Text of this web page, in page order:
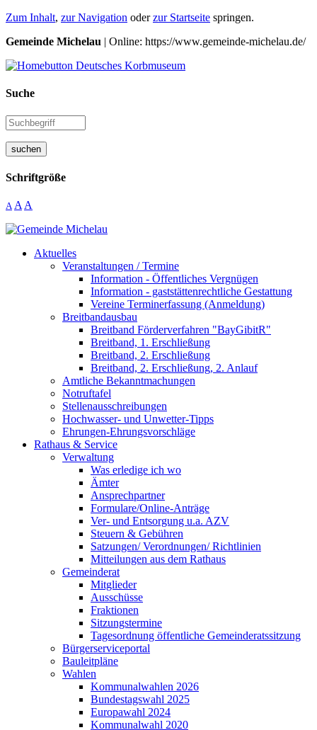
Zum Inhalt, zur Navigation oderzur Startseite springen.
Gemeinde Michelau | Online: https://www.gemeinde-michelau.de/
Suche
suchen
Schriftgröße
A A A
Aktuelles
Veranstaltungen / Termine
Information - Öffentliches Vergnügen
Information - gaststättenrechtliche Gestattung
Vereine Terminerfassung (Anmeldung)
Breitbandausbau
Breitband Förderverfahren "BayGibitR"
Breitband, 1. Erschließung
Breitband, 2. Erschließung
Breitband, 2. Erschließung, 2. Anlauf
Amtliche Bekanntmachungen
Notruftafel
Stellenausschreibungen
Hochwasser- und Unwetter-Tipps
Ehrungen-Ehrungsvorschläge
Rathaus & Service
Verwaltung
Was erledige ich wo
Ämter
Ansprechpartner
Formulare/Online-Anträge
Ver- und Entsorgung u.a. AZV
Steuern & Gebühren
Satzungen/ Verordnungen/ Richtlinien
Mitteilungen aus dem Rathaus
Gemeinderat
Mitglieder
Ausschüsse
Fraktionen
Sitzungstermine
Tagesordnung öffentliche Gemeinderatssitzung
Bürgerserviceportal
Bauleitpläne
Wahlen
Kommunalwahlen 2026
Bundestagswahl 2025
Europawahl 2024
Kommunalwahl 2020